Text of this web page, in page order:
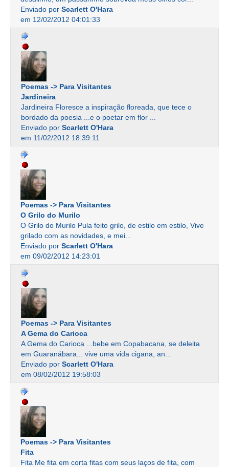
Enviado por Scarlett O'Hara
em 12/02/2012 04:01:33
Poemas -> Para Visitantes
Jardineira
Jardineira Floresce a inspiração floreada, que tece o
bordado da poesia ...e o poetar em flor ...
Enviado por Scarlett O'Hara
em 11/02/2012 18:39:11
Poemas -> Para Visitantes
O Grilo do Murilo
O Grilo do Murilo Pula feito grilo, de estilo em estilo, Vive
grilado com as novidades, e mei...
Enviado por Scarlett O'Hara
em 09/02/2012 14:23:01
Poemas -> Para Visitantes
A Gema do Carioca
A Gema do Carioca ...bebe em Copabacana, se deleita
em Guaranábara... vive uma vida cigana, an...
Enviado por Scarlett O'Hara
em 08/02/2012 19:58:03
Poemas -> Para Visitantes
Fita
Fita Me fita em corta fitas com seus laços de fita, com